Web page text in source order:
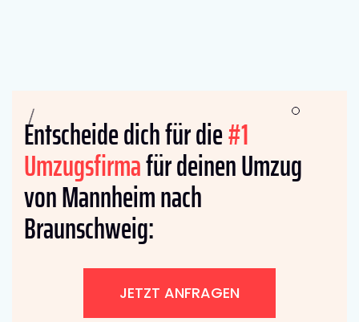
Entscheide dich für die#1
Umzugsfirmafür deinen Umzug
von Mannheim nach
Braunschweig:
JETZT ANFRAGEN